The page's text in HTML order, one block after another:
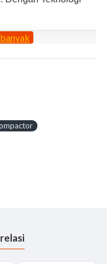
MP15
Single Cylinder
khusus